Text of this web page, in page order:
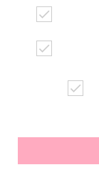
check
check
check